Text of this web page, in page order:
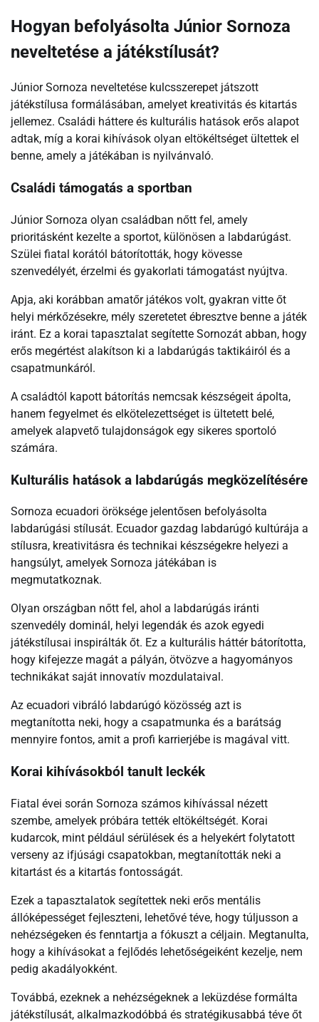
Hogyan befolyásolta Júnior Sornoza
neveltetése a játékstílusát?
Júnior Sornoza neveltetése kulcsszerepet játszott
játékstílusa formálásában, amelyet kreativitás és kitartás
jellemez. Családi háttere és kulturális hatások erős alapot
adtak, míg a korai kihívások olyan eltökéltséget ültettek el
benne, amely a játékában is nyilvánvaló.
Családi támogatás a sportban
Júnior Sornoza olyan családban nőtt fel, amely
prioritásként kezelte a sportot, különösen a labdarúgást.
Szülei fiatal korától bátorították, hogy kövesse
szenvedélyét, érzelmi és gyakorlati támogatást nyújtva.
Apja, aki korábban amatőr játékos volt, gyakran vitte őt
helyi mérkőzésekre, mély szeretetet ébresztve benne a játék
iránt. Ez a korai tapasztalat segítette Sornozát abban, hogy
erős megértést alakítson ki a labdarúgás taktikáiról és a
csapatmunkáról.
A családtól kapott bátorítás nemcsak készségeit ápolta,
hanem fegyelmet és elkötelezettséget is ültetett belé,
amelyek alapvető tulajdonságok egy sikeres sportoló
számára.
Kulturális hatások a labdarúgás megközelítésére
Sornoza ecuadori öröksége jelentősen befolyásolta
labdarúgási stílusát. Ecuador gazdag labdarúgó kultúrája a
stílusra, kreativitásra és technikai készségekre helyezi a
hangsúlyt, amelyek Sornoza játékában is
megmutatkoznak.
Olyan országban nőtt fel, ahol a labdarúgás iránti
szenvedély dominál, helyi legendák és azok egyedi
játékstílusai inspirálták őt. Ez a kulturális háttér bátorította,
hogy kifejezze magát a pályán, ötvözve a hagyományos
technikákat saját innovatív mozdulataival.
Az ecuadori vibráló labdarúgó közösség azt is
megtanította neki, hogy a csapatmunka és a barátság
mennyire fontos, amit a profi karrierjébe is magával vitt.
Korai kihívásokból tanult leckék
Fiatal évei során Sornoza számos kihívással nézett
szembe, amelyek próbára tették eltökéltségét. Korai
kudarcok, mint például sérülések és a helyekért folytatott
verseny az ifjúsági csapatokban, megtanították neki a
kitartást és a kitartás fontosságát.
Ezek a tapasztalatok segítettek neki erős mentális
állóképességet fejleszteni, lehetővé téve, hogy túljusson a
nehézségeken és fenntartja a fókuszt a céljain. Megtanulta,
hogy a kihívásokat a fejlődés lehetőségeiként kezelje, nem
pedig akadályokként.
Továbbá, ezeknek a nehézségeknek a leküzdése formálta
játékstílusát, alkalmazkodóbbá és stratégikusabbá téve őt